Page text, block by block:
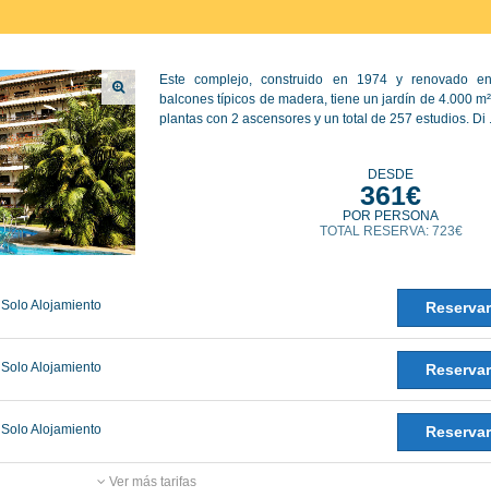
Este complejo, construido en 1974 y renovado
balcones típicos de madera, tiene un jardín de 4.000
plantas con 2 ascensores y un total de 257 estudios. Di ...
DESDE
361€
POR PERSONA
TOTAL RESERVA: 723€
Solo Alojamiento Reservar
Solo Alojamiento Reservar
Solo Alojamiento Reservar
Ver más tarifas